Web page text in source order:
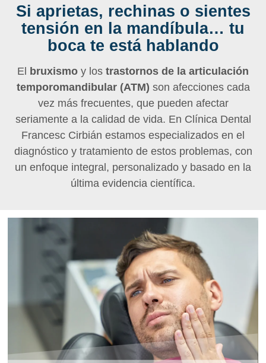
Si aprietas, rechinas o sientes
tensión en la mandíbula… tu
boca te está hablando
El bruxismo y los trastornos de la articulación
temporomandibular (ATM) son afecciones cada
vez más frecuentes, que pueden afectar
seriamente a la calidad de vida. En Clínica Dental
Francesc Cirbián estamos especializados en el
diagnóstico y tratamiento de estos problemas, con
un enfoque integral, personalizado y basado en la
última evidencia científica.